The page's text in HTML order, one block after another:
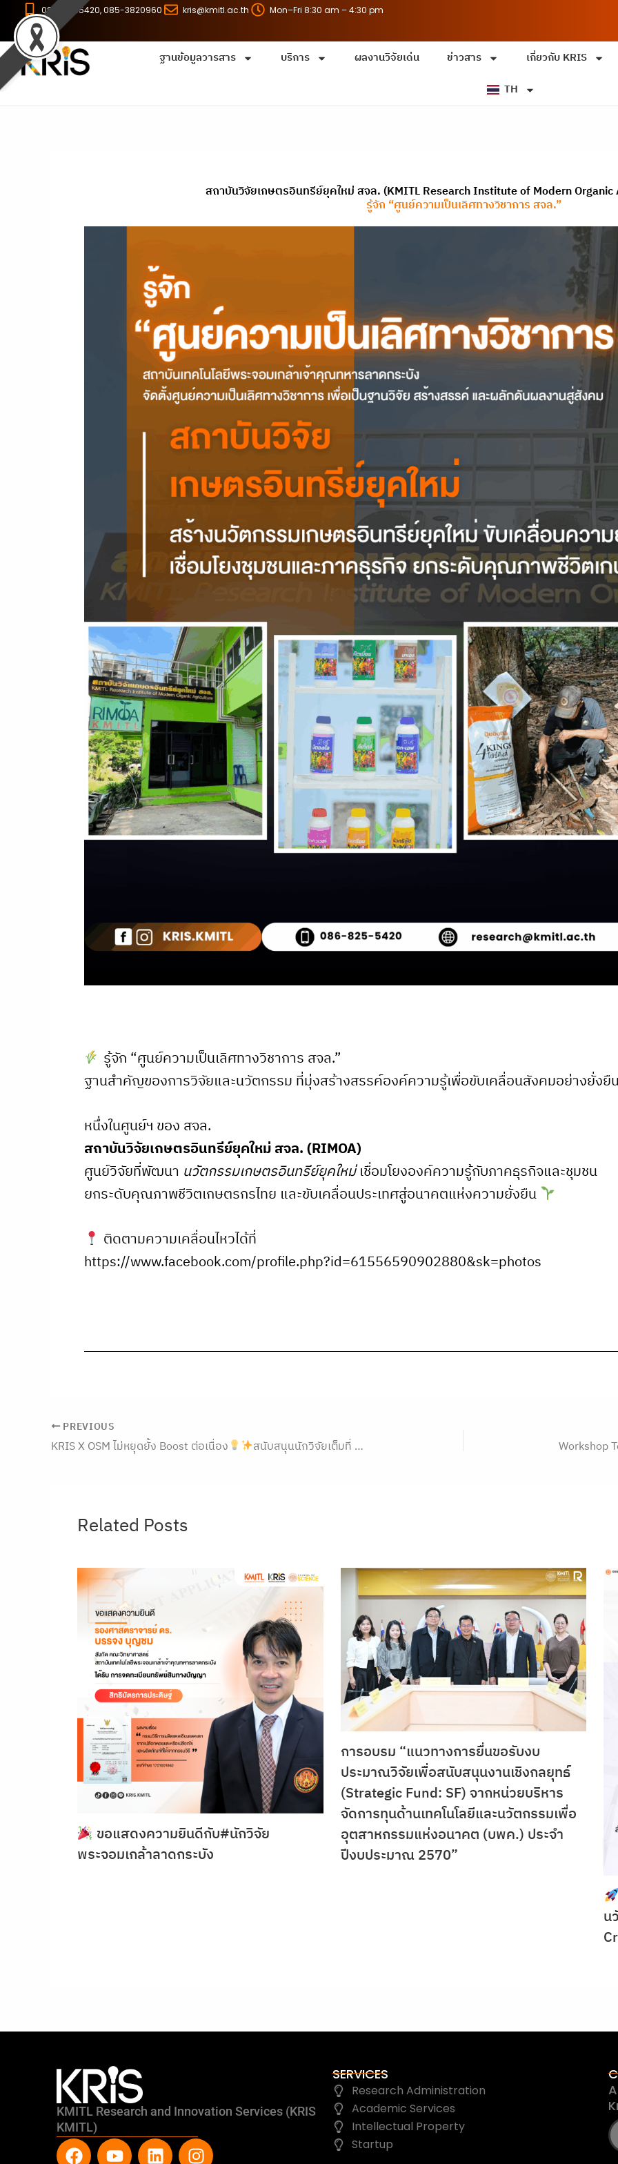
content
086-8255420, 085-3820960 kris@kmitl.ac.th Mon–Fri 8:30 am – 4:30 pm
ฐานข้อมูลวารสาร บริการ ผลงานวิจัยเด่น ข่าวสาร
เกี่ยวกับ KRIS
TH
สถาบันวิจัยเกษตรอินทรีย์ยุคใหม่ สจล. (KMITL Research Institute of Modern
รู้จัก “ศูนย์ความเป็นเลิศทางวิชาการ สจล.”
รู้จัก “ศูนย์ความเป็นเลิศทางวิชาการ สจล.”
ฐานสำคัญของการวิจัยและนวัตกรรม ที่มุ่งสร้างสรรค์องค์ความรู้เพื่อขับเคลื่อนสังคมอย่างยั่งยื
หนึ่งในศูนย์ฯ ของ สจล.
สถาบันวิจัยเกษตรอินทรีย์ยุคใหม่ สจล. (RIMOA)
ศูนย์วิจัยที่พัฒนา นวัตกรรมเกษตรอินทรีย์ยุคใหม่เชื่อมโยงองค์ความรู้กับภาคธุรกิจและชุมชน
ยกระดับคุณภาพชีวิตเกษตรกรไทย และขับเคลื่อนประเทศสู่อนาคตแห่งความยั่งยืน
ติดตามความเคลื่อนไหวได้ที่
https://www.facebook.com/profile.php?id=61556590902880&sk=photos
PREVIOUS
KRIS X OSM ไม่หยุดยั้ง Boost ต่อเนื่อง สนับสนุนนักวิจัยเต็มที่ มุ่งสู่ World-Class
Related Posts
ขอแสดงความยินดีกับ#นักวิจัย
พระจอมเกล้าลาดกระบัง
การอบรม “แนวทางการยื่นขอรับงบ
ประมาณวิจัยเพื่อสนับสนุนงานเชิงกลยุทธ์
(Strategic Fund: SF) จากหน่วยบริหาร
จัดการทุนด้านเทคโนโลยีและนวัตกรรมเพื่อ
อุตสาหกรรมแห่งอนาคต (บพค.) ประจำ
ปีงบประมาณ 2570”
น
KMITL Research and Innovation Services (KRIS
KMITL)
F Y L I
SERVICES
Research Administration
Academic Services
Intellectual Property
Startup